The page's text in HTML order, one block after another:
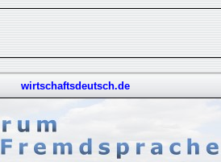
wirtschaftsdeutsch.de